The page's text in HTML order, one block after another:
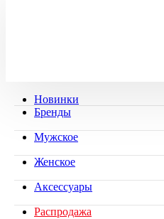
Новинки
Бренды
Мужское
Женское
Аксессуары
Распродажа